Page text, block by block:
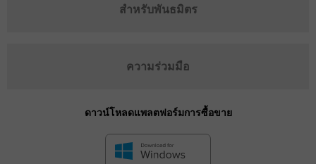
สำหรับพันธมิตร
ความร่วมมือ
ดาวน์โหลดแพลตฟอร์มการซื้อขาย